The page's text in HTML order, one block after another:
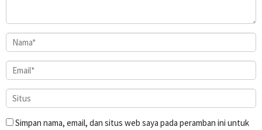
Simpan nama, email, dan situs web saya pada peramban ini untuk